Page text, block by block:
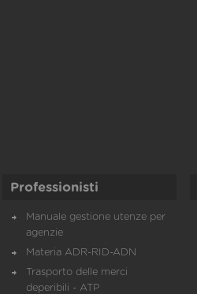
Professionisti
Manuale gestione utenze per
agenzie
Materia ADR-RID-ADN
Trasporto delle merci
deperibili - ATP